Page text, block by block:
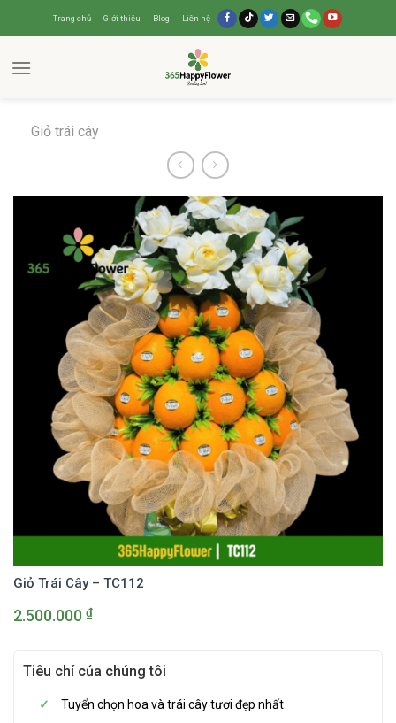
Trang chủ Giới thiệu Blog Liên hệ
Giỏ trái cây
Giỏ Trái Cây – TC112
2.500.000 ₫
Tiêu chí của chúng tôi
Tuyển chọn hoa và trái cây tươi đẹp nhất